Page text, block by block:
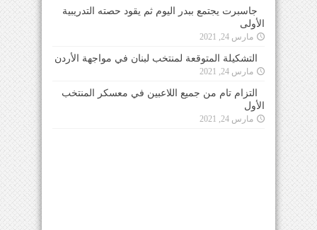
جاسبرت يجتمع ببدر اليوم ثم يقود حصته التدريبية
الأولى
مارس 24, 2021
التشكيلة المتوقعة لمنتخب لبنان في مواجهة الأردن
مارس 24, 2021
التزام تام من جميع اللاعبين في معسكر المنتخب
الأول
مارس 24, 2021